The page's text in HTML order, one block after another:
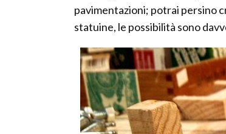
pavimentazioni; potrai persino
statuine, le possibilità sono